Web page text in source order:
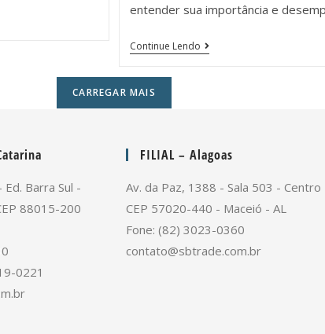
entender sua importância e
Continue Lendo
CARREGAR MAIS
Barra Sul -
88015-200
0221
FILIAL – Alagoas
Av. da Paz, 1388 - Sala 503 - Centro
CEP 57020-440 - Maceió - AL
Fone: (82) 3023-0360
contato@sbtrade.com.br